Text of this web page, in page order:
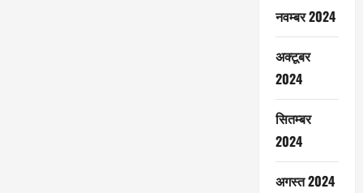
नवम्बर 2024
अक्टूबर
2024
सितम्बर
2024
अगस्त 2024